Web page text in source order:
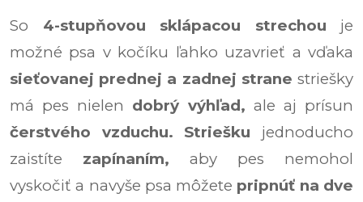
So 4-stupňovou sklápacou strechou je
možné psa v kočíku ľahko uzavrieť a vďaka
sieťovanej prednej a zadnej strane striešky
má pes nielen dobrý výhľad, ale aj prísun
čerstvého vzduchu.
Striešku jednoducho
zaistíte zapínaním, aby pes nemohol
vyskočiť a navyše psa môžete pripnúť na dve